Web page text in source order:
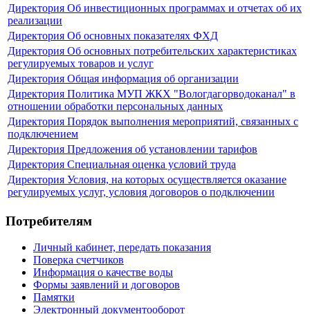
Директория Об инвестиционных программах и отчетах об их
реализации
Директория Об основных показателях ФХД
Директория Об основных потребительских характеристиках
регулируемых товаров и услуг
Директория Общая информация об организации
Директория Политика МУП ЖКХ "Вологдагорводоканал" в
отношении обработки персональных данных
Директория Порядок выполнения мероприятий, связанных с
подключением
Директория Предложения об установлении тарифов
Директория Специальная оценка условий труда
Директория Условия, на которых осуществляется оказание
регулируемых услуг, условия договоров о подключении
Потребителям
Личный кабинет, передать показания
Поверка счетчиков
Информация о качестве воды
Формы заявлений и договоров
Памятки
Электронный документооборот